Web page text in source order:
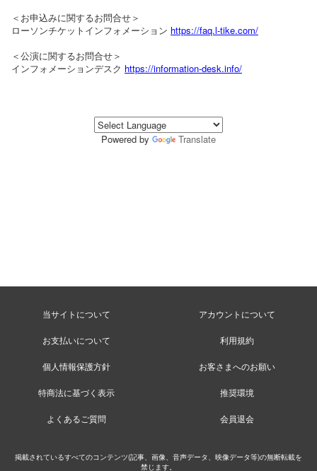
＜お申込みに関するお問合せ＞
ローソンチケットインフォメーション https://faq.l-tike.com/
＜公演に関するお問合せ＞
インフォメーションデスク https://information-desk.info/
Powered by Translate
当サイトについて アカウントについて
お支払いについて 利用規約
個人情報保護方針 お客さまへのお願い
特商法に基づく表示 推奨環境
よくあるご質問 会員退会
掲載されているすべてのコンテンツ(記事、画像、音声データ、映像データ等)の無断転載を
禁じます。